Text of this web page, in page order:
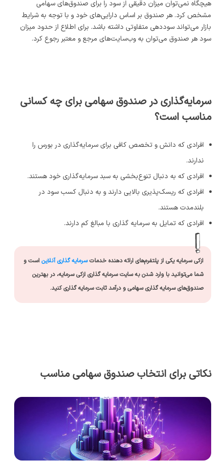
هیچگاه نمی‌توان میزان دقیقی از سود را برای صندوق‌های سهامی
مشخص کرد. هر صندوق بر اساس دارایی‌های خود و با توجه به شرایط
بازار می‌تواند سوددهی متفاوتی داشته باشد. برای اطلاع از حدود میزان
سود هر صندوق می‌توان به وب‌سایت‌های مرجع و معتبر رجوع کرد.
سرمایه‌گذاری در صندوق سهامی برای چه کسانی
مناسب است؟
افرادی که دانش و تخصص کافی برای سرمایه‌گذاری در بورس را
ندارند.
افرادی که به دنبال تنوع‌بخشی به سبد سرمایه‌گذاری خود هستند.
افرادی که ریسک‌پذیری بالایی دارند و به دنبال کسب سود در
بلندمدت هستند.
افرادی که تمایل به سرمایه گذاری با مبالغ کم دارند.
ازکی سرمایه یکی از پلتفرم‌های ارائه دهنده خدماتسرمایه گذاری آنلاین است و
شما می‌توانید با وارد شدن به سایت سرمایه گذاری ازکی سرمایه، در بهترین
صندوق‌های سرمایه گذاری سهامی و درآمد ثابت سرمایه گذاری کنید.
نکاتی برای انتخاب صندوق سهامی مناسب